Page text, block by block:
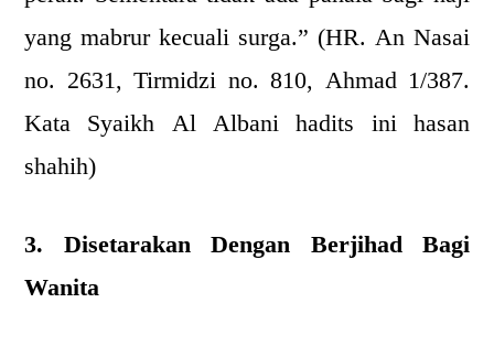
yang mabrur kecuali surga.” (HR. An Nasai
no. 2631, Tirmidzi no. 810, Ahmad 1/387.
Kata Syaikh Al Albani hadits ini hasan
shahih)
3. Disetarakan Dengan Berjihad Bagi
Wanita